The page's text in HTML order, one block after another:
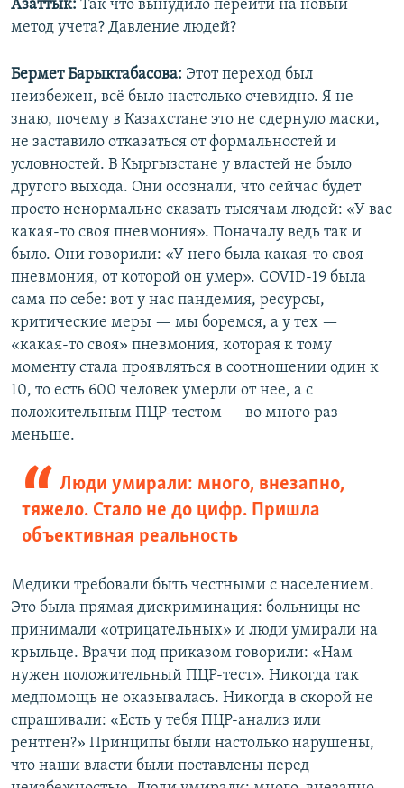
Азаттык: Так что вынудило перейти на новый
метод учета? Давление людей?
Бермет Барыктабасова: Этот переход был
неизбежен, всё было настолько очевидно. Я не
знаю, почему в Казахстане это не сдернуло маски,
не заставило отказаться от формальностей и
условностей. В Кыргызстане у властей не было
другого выхода. Они осознали, что сейчас будет
просто ненормально сказать тысячам людей: «У вас
какая-то своя пневмония». Поначалу ведь так и
было. Они говорили: «У него была какая-то своя
пневмония, от которой он умер». COVID-19 была
сама по себе: вот у нас пандемия, ресурсы,
критические меры — мы боремся, а у тех —
«какая-то своя» пневмония, которая к тому
моменту стала проявляться в соотношении один к
10, то есть 600 человек умерли от нее, а с
положительным ПЦР-тестом — во много раз
меньше.
Люди умирали: много, внезапно,
тяжело. Стало не до цифр. Пришла
объективная реальность
Медики требовали быть честными с населением.
Это была прямая дискриминация: больницы не
принимали «отрицательных» и люди умирали на
крыльце. Врачи под приказом говорили: «Нам
нужен положительный ПЦР-тест». Никогда так
медпомощь не оказывалась. Никогда в скорой не
спрашивали: «Есть у тебя ПЦР-анализ или
рентген?» Принципы были настолько нарушены,
что наши власти были поставлены перед